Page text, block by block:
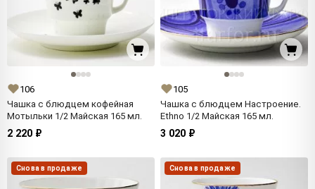
106
Чашка с блюдцем кофейная
Мотыльки 1/2 Майская 165 мл.
2 220 ₽
105
Чашка с блюдцем Настроение.
Ethno 1/2 Майская 165 мл.
3 020 ₽
Снова в продаже Снова в продаже